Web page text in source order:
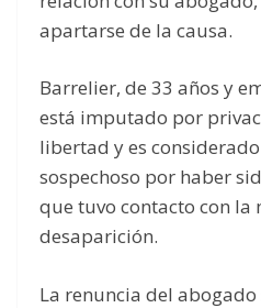
apartarse de la causa.
Barrelier, de 33 años y
está imputado por
libertad y es
sospechoso por haber
que tuvo contacto con la
desaparición.
La renuncia del abogado